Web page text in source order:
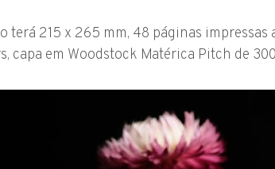
terá 215 x 265 mm, 48 páginas
capa em Woodstock Matérica Pitch de